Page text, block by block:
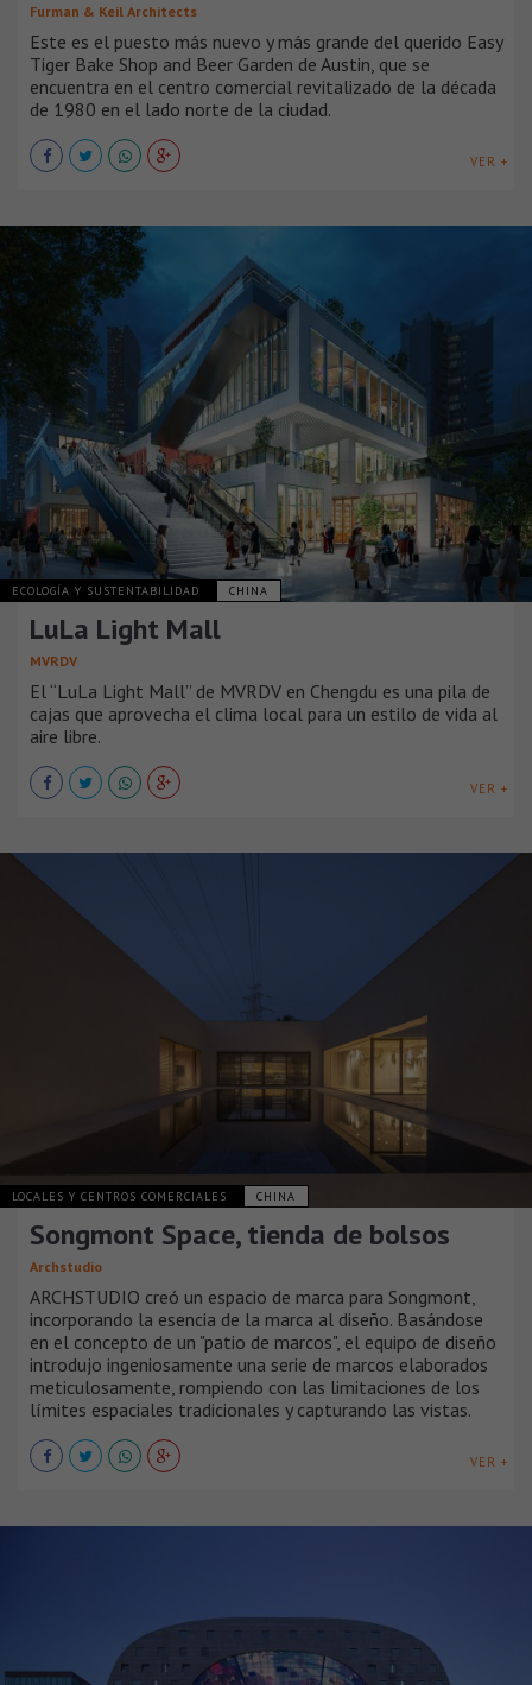
Furman & Keil Architects
Este es el puesto más nuevo y más grande del querido Easy
Tiger Bake Shop and Beer Garden de Austin, que se
encuentra en el centro comercial revitalizado de la década
de 1980 en el lado norte de la ciudad.
VER +
ECOLOGÍA Y SUSTENTABILIDAD CHINA
LuLa Light Mall
MVRDV
El “LuLa Light Mall” de MVRDV en Chengdu es una pila de
cajas que aprovecha el clima local para un estilo de vida al
aire libre.
VER +
LOCALES Y CENTROS COMERCIALES CHINA
Songmont Space, tienda de bolsos
Archstudio
ARCHSTUDIO creó un espacio de marca para Songmont,
incorporando la esencia de la marca al diseño. Basándose
en el concepto de un "patio de marcos", el equipo de diseño
introdujo ingeniosamente una serie de marcos elaborados
meticulosamente, rompiendo con las limitaciones de los
límites espaciales tradicionales y capturando las vistas.
VER +